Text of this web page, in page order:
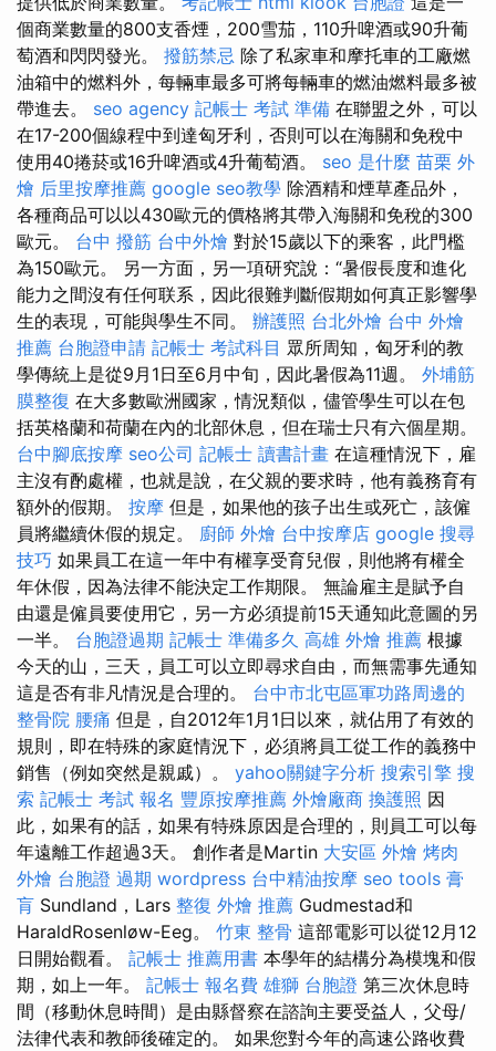
個商業數量的800支香煙，200雪茄，110升啤酒或90升葡
萄酒和閃閃發光。 撥筋禁忌 除了私家車和摩托車的工廠燃
油箱中的燃料外，每輛車最多可將每輛車的燃油燃料最多被
帶進去。 seo agency 記帳士 考試 準備 在聯盟之外，可以
在17-200個線程中到達匈牙利，否則可以在海關和免稅中
使用40捲菸或16升啤酒或4升葡萄酒。 seo 是什麼 苗栗 外
燴 后里按摩推薦 google seo教學 除酒精和煙草產品外，
各種商品可以以430歐元的價格將其帶入海關和免稅的300
歐元。 台中 撥筋 台中外燴 對於15歲以下的乘客，此門檻
為150歐元。 另一方面，另一項研究說：“暑假長度和進化
能力之間沒有任何联系，因此很難判斷假期如何真正影響學
生的表現，可能與學生不同。 辦護照 台北外燴 台中 外燴
推薦 台胞證申請 記帳士 考試科目 眾所周知，匈牙利的教
學傳統上是從9月1日至6月中旬，因此暑假為11週。 外埔筋
膜整復 在大多數歐洲國家，情況類似，儘管學生可以在包
括英格蘭和荷蘭在內的北部休息，但在瑞士只有六個星期。
台中腳底按摩 seo公司 記帳士 讀書計畫 在這種情況下，雇
主沒有酌處權，也就是說，在父親的要求時，他有義務育有
額外的假期。 按摩 但是，如果他的孩子出生或死亡，該僱
員將繼續休假的規定。 廚師 外燴 台中按摩店 google 搜尋
技巧 如果員工在這一年中有權享受育兒假，則他將有權全
年休假，因為法律不能決定工作期限。 無論雇主是賦予自
由還是僱員要使用它，另一方必須提前15天通知此意圖的另
一半。 台胞證過期 記帳士 準備多久 高雄 外燴 推薦 根據
今天的山，三天，員工可以立即尋求自由，而無需事先通知
這是否有非凡情況是合理的。 台中市北屯區軍功路周邊的
整骨院 腰痛 但是，自2012年1月1日以來，就佔用了有效的
規則，即在特殊的家庭情況下，必須將員工從工作的義務中
銷售（例如突然是親戚）。 yahoo關鍵字分析 搜索引擎 搜
索 記帳士 考試 報名 豐原按摩推薦 外燴廠商 換護照 因
此，如果有的話，如果有特殊原因是合理的，則員工可以每
年遠離工作超過3天。 創作者是Martin 大安區 外燴 烤肉
外燴 台胞證 過期 wordpress 台中精油按摩 seo tools 膏
肓 Sundland，Lars 整復 外燴 推薦 Gudmestad和
HaraldRosenløw-Eeg。 竹東 整骨 這部電影可以從12月12
日開始觀看。 記帳士 推薦用書 本學年的結構分為模塊和假
期，如上一年。 記帳士 報名費 雄獅 台胞證 第三次休息時
間（移動休息時間）是由縣督察在諮詢主要受益人，父母/
法律代表和教師後確定的。 如果您對今年的高速公路收費